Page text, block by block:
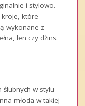
i stylowo.
kroje, które
wykonane z
len czy dżins.
ślubnych w stylu
młoda w takiej